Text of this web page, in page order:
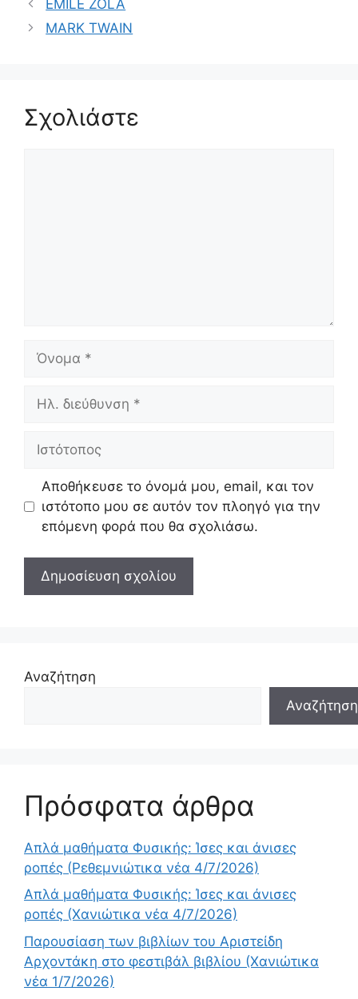
EMILE ZOLA
MARK TWAIN
Σχολιάστε
Όνομα
Ηλ.
Ιστότοπος
Αποθήκευσε το όνομά μου, email, και τον
ιστότοπο μου σε αυτόν τον πλοηγό για την
επόμενη φορά που θα σχολιάσω.
Αναζήτηση
Αναζήτηση
Πρόσφατα άρθρα
Απλά μαθήματα Φυσικής: Ίσες και άνισες
ροπές (Ρεθεμνιώτικα νέα 4/7/2026)
Απλά μαθήματα Φυσικής: Ίσες και άνισες
ροπές (Χανιώτικα νέα 4/7/2026)
Παρουσίαση των βιβλίων του Αριστείδη
Αρχοντάκη στο φεστιβάλ βιβλίου (Χανιώτικα
νέα 1/7/2026)